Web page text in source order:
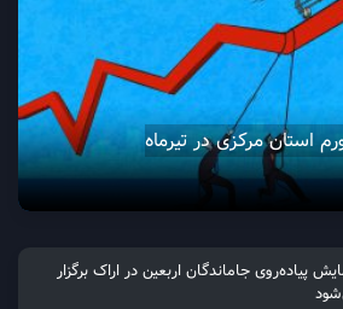
استان مرکزی در تیرماه
پیاده‌روی جاماندگان اربعین در اراک برگزار